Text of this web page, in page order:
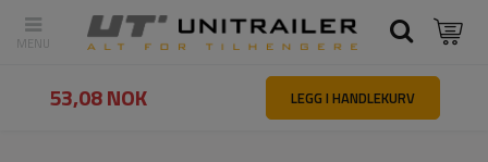
Tilbake Hovedside Belysning og elektrisk utstyr Markeringslys
53,08 NOK LEGG I HANDLEKURV